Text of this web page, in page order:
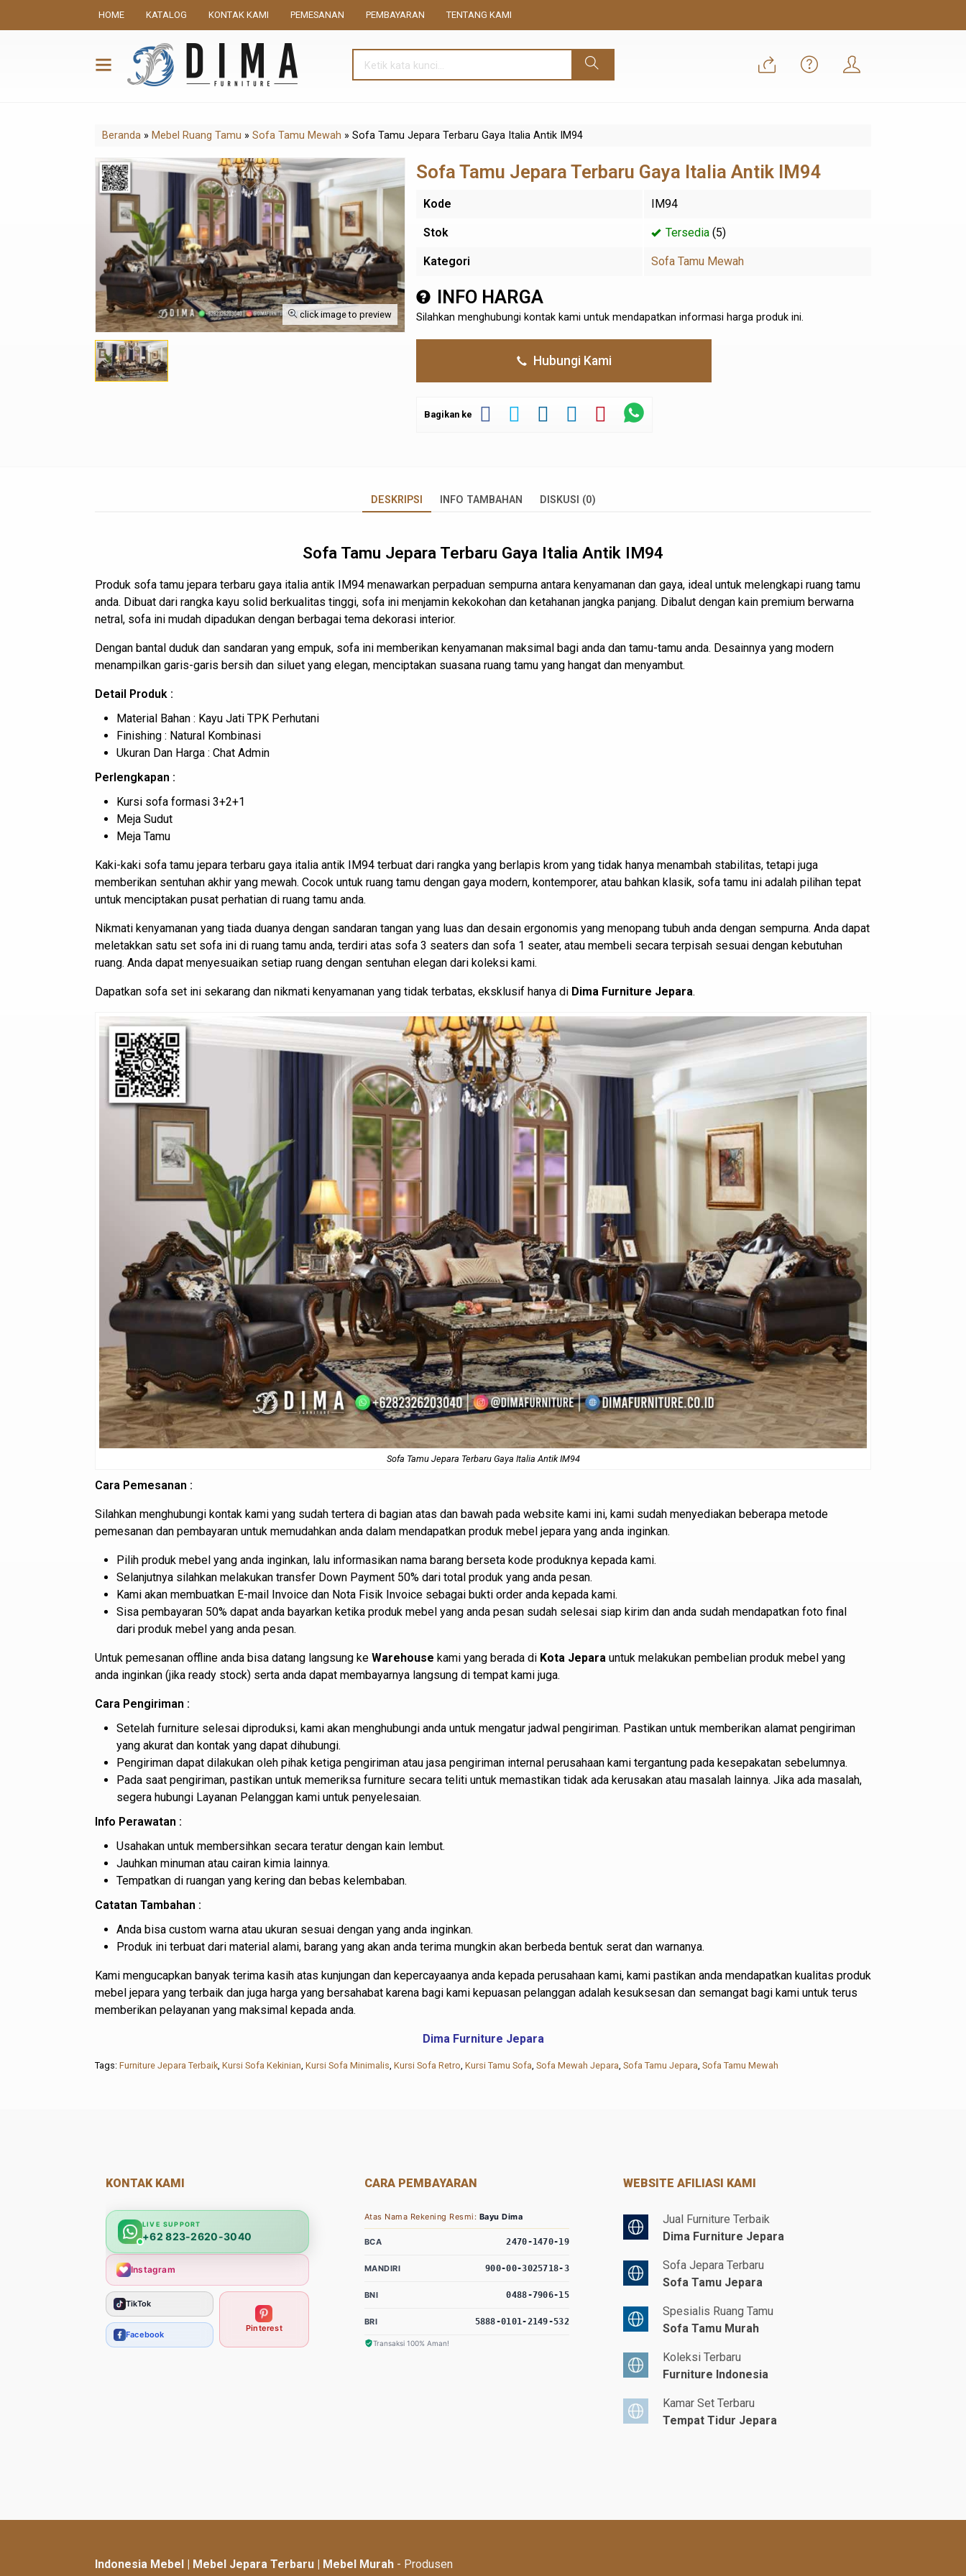
HOME KATALOG KONTAK KAMI PEMESANAN PEMBAYARAN TENTANG KAMI
Beranda » Mebel Ruang Tamu » Sofa Tamu Mewah » Sofa Tamu Jepara Terbaru Gaya Italia Antik IM94
click image to preview
Sofa Tamu Jepara Terbaru Gaya Italia Antik IM94
Kode IM94
Stok Tersedia (5)
Kategori Sofa Tamu Mewah
INFO HARGA
Silahkan menghubungi kontak kami untuk mendapatkan informasi harga produk ini.
Hubungi Kami
Bagikan ke
DESKRIPSI INFO TAMBAHAN DISKUSI (0)
Sofa Tamu Jepara Terbaru Gaya Italia Antik IM94
Produk sofa tamu jepara terbaru gaya italia antik IM94 menawarkan perpaduan sempurna antara kenyamanan dan gaya, ideal untuk melengkapi ruang tamu
anda. Dibuat dari rangka kayu solid berkualitas tinggi, sofa ini menjamin kekokohan dan ketahanan jangka panjang. Dibalut dengan kain premium berwarna
netral, sofa ini mudah dipadukan dengan berbagai tema dekorasi interior.
Dengan bantal duduk dan sandaran yang empuk, sofa ini memberikan kenyamanan maksimal bagi anda dan tamu-tamu anda. Desainnya yang modern
menampilkan garis-garis bersih dan siluet yang elegan, menciptakan suasana ruang tamu yang hangat dan menyambut.
Detail Produk :
Material Bahan : Kayu Jati TPK Perhutani
Finishing : Natural Kombinasi
Ukuran Dan Harga : Chat Admin
Perlengkapan :
Kursi sofa formasi 3+2+1
Meja Sudut
Meja Tamu
Kaki-kaki sofa tamu jepara terbaru gaya italia antik IM94 terbuat dari rangka yang berlapis krom yang tidak hanya menambah stabilitas, tetapi juga
memberikan sentuhan akhir yang mewah. Cocok untuk ruang tamu dengan gaya modern, kontemporer, atau bahkan klasik, sofa tamu ini adalah pilihan tepat
untuk menciptakan pusat perhatian di ruang tamu anda.
Nikmati kenyamanan yang tiada duanya dengan sandaran tangan yang luas dan desain ergonomis yang menopang tubuh anda dengan sempurna. Anda dapat
meletakkan satu set sofa ini di ruang tamu anda, terdiri atas sofa 3 seaters dan sofa 1 seater, atau membeli secara terpisah sesuai dengan kebutuhan
ruang. Anda dapat menyesuaikan setiap ruang dengan sentuhan elegan dari koleksi kami.
Dapatkan sofa set ini sekarang dan nikmati kenyamanan yang tidak terbatas, eksklusif hanya di Dima Furniture Jepara.
Sofa Tamu Jepara Terbaru Gaya Italia Antik IM94
Cara Pemesanan :
Silahkan menghubungi kontak kami yang sudah tertera di bagian atas dan bawah pada website kami ini, kami sudah menyediakan beberapa metode
pemesanan dan pembayaran untuk memudahkan anda dalam mendapatkan produk mebel jepara yang anda inginkan.
Pilih produk mebel yang anda inginkan, lalu informasikan nama barang berseta kode produknya kepada kami.
Selanjutnya silahkan melakukan transfer Down Payment 50% dari total produk yang anda pesan.
Kami akan membuatkan E-mail Invoice dan Nota Fisik Invoice sebagai bukti order anda kepada kami.
Sisa pembayaran 50% dapat anda bayarkan ketika produk mebel yang anda pesan sudah selesai siap kirim dan anda sudah mendapatkan foto final
dari produk mebel yang anda pesan.
Untuk pemesanan offline anda bisa datang langsung ke Warehouse kami yang berada di Kota Jepara untuk melakukan pembelian produk mebel yang
anda inginkan (jika ready stock) serta anda dapat membayarnya langsung di tempat kami juga.
Cara Pengiriman :
Setelah furniture selesai diproduksi, kami akan menghubungi anda untuk mengatur jadwal pengiriman. Pastikan untuk memberikan alamat pengiriman
yang akurat dan kontak yang dapat dihubungi.
Pengiriman dapat dilakukan oleh pihak ketiga pengiriman atau jasa pengiriman internal perusahaan kami tergantung pada kesepakatan sebelumnya.
Pada saat pengiriman, pastikan untuk memeriksa furniture secara teliti untuk memastikan tidak ada kerusakan atau masalah lainnya. Jika ada masalah,
segera hubungi Layanan Pelanggan kami untuk penyelesaian.
Info Perawatan :
Usahakan untuk membersihkan secara teratur dengan kain lembut.
Jauhkan minuman atau cairan kimia lainnya.
Tempatkan di ruangan yang kering dan bebas kelembaban.
Catatan Tambahan :
Anda bisa custom warna atau ukuran sesuai dengan yang anda inginkan.
Produk ini terbuat dari material alami, barang yang akan anda terima mungkin akan berbeda bentuk serat dan warnanya.
Kami mengucapkan banyak terima kasih atas kunjungan dan kepercayaanya anda kepada perusahaan kami, kami pastikan anda mendapatkan kualitas produk
mebel jepara yang terbaik dan juga harga yang bersahabat karena bagi kami kepuasan pelanggan adalah kesuksesan dan semangat bagi kami untuk terus
memberikan pelayanan yang maksimal kepada anda.
Dima Furniture Jepara
Tags: Furniture Jepara Terbaik Kursi Sofa Kekinian Kursi Sofa Minimalis Kursi Sofa Retro Kursi Tamu Sofa Sofa Mewah Jepara Sofa Tamu Jepara Sofa Tamu Mewah
KONTAK KAMI
LIVE SUPPORT
+62 823-2620-3040
Instagram
TikTok
Facebook
Pinterest
CARA PEMBAYARAN
Atas Nama Rekening Resmi: Bayu Dima
BCA 2470-1470-19
MANDIRI 900-00-3025718-3
BNI 0488-7906-15
BRI 5888-0101-2149-532
Transaksi 100% Aman!
WEBSITE AFILIASI KAMI
Jual Furniture Terbaik
Dima Furniture Jepara
Sofa Jepara Terbaru
Sofa Tamu Jepara
Spesialis Ruang Tamu
Sofa Tamu Murah
Koleksi Terbaru
Furniture Indonesia
Kamar Set Terbaru
Tempat Tidur Jepara
Indonesia Mebel | Mebel Jepara Terbaru | Mebel Murah - Produsen